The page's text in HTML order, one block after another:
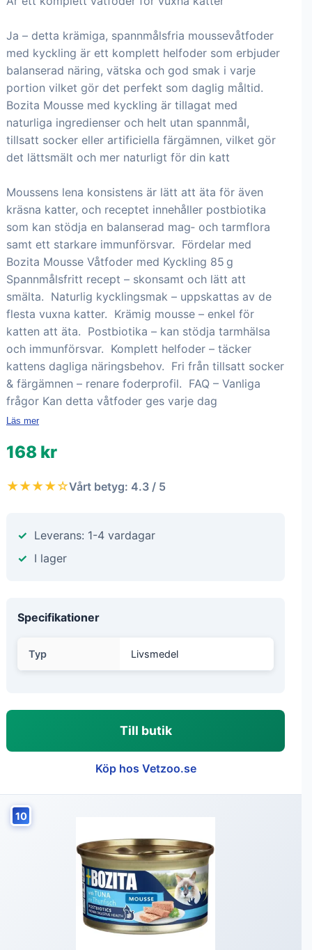
Ja – detta krämiga, spannmålsfria moussevåtfoder
med kyckling är ett komplett helfoder som erbjuder
balanserad näring, vätska och god smak i varje
portion vilket gör det perfekt som daglig måltid.
Bozita Mousse med kyckling är tillagat med
naturliga ingredienser och helt utan spannmål,
tillsatt socker eller artificiella färgämnen, vilket gör
det lättsmält och mer naturligt för din katt
Moussens lena konsistens är lätt att äta för även
kräsna katter, och receptet innehåller postbiotika
som kan stödja en balanserad mag‑ och tarmflora
samt ett starkare immunförsvar. Fördelar med
Bozita Mousse Våtfoder med Kyckling 85 g
Spannmålsfritt recept – skonsamt och lätt att
smälta. Naturlig kycklingsmak – uppskattas av de
flesta vuxna katter. Krämig mousse – enkel för
katten att äta. Postbiotika – kan stödja tarmhälsa
och immunförsvar. Komplett helfoder – täcker
kattens dagliga näringsbehov. Fri från tillsatt socker
& färgämnen – renare foderprofil. FAQ – Vanliga
frågor Kan detta våtfoder ges varje dag
Läs mer
168 kr
★★★★☆Vårt betyg: 4.3 / 5
Leverans: 1-4 vardagar
I lager
Specifikationer
Typ Livsmedel
Till butik
Köp hos Vetzoo.se
10